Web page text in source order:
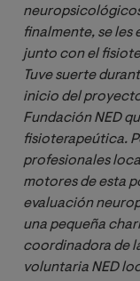
finalmente, se les
junto con el
Tuve suerte
inicio del
Fundación NED
fisioterapeútica.
profesionales
motores de esta
evaluación
una pequeña
coordinadora de
voluntaria NED